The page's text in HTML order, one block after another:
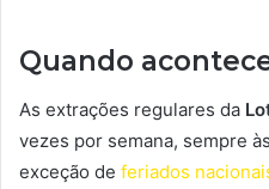
Quando
As extrações regulares da
vezes por semana, sempre
exceção de feriados